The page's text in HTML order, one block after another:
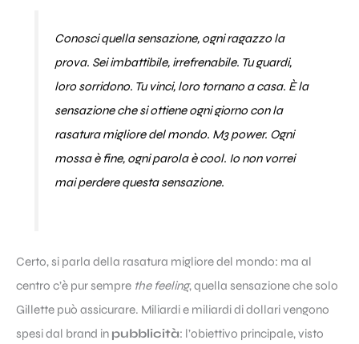
Conosci quella sensazione, ogni ragazzo la
prova. Sei imbattibile, irrefrenabile. Tu guardi,
loro sorridono. Tu vinci, loro tornano a casa. È la
sensazione che si ottiene ogni giorno con la
rasatura migliore del mondo. M3 power. Ogni
mossa è fine, ogni parola è cool. Io non vorrei
mai perdere questa sensazione.
Certo, si parla della rasatura migliore del mondo: ma al
centro c’è pur sempre the feeling, quella sensazione che solo
Gillette può assicurare. Miliardi e miliardi di dollari vengono
spesi dal brand in pubblicità: l’obiettivo principale, visto